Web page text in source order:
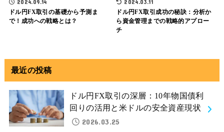
2024.09.14
ドル円FX取引の基礎から予測ま
で！成功への戦略とは？
2024.03.11
ドル円FX取引成功の秘訣：分析か
ら資金管理までの戦略的アプロー
チ
最近の投稿
ドル円FX取引の深層：10年物国債利
回りの活用と米ドルの安全資産現状
2026.03.25